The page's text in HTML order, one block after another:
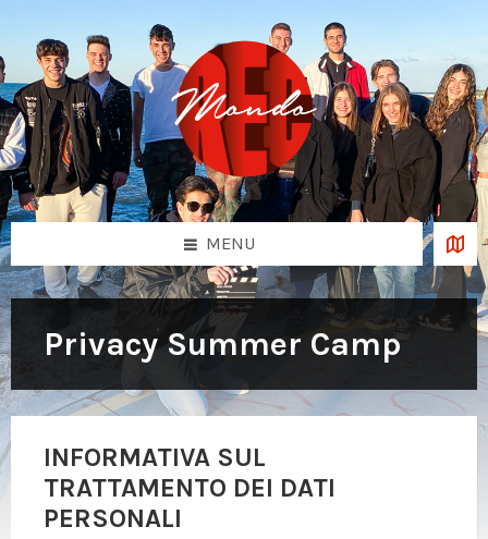
content
sidebar
footer
MENU
Privacy Summer Camp
INFORMATIVA SUL
TRATTAMENTO DEI DATI
PERSONALI